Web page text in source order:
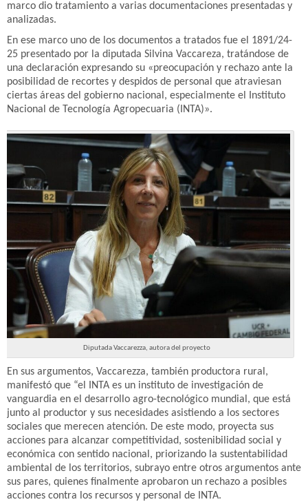
marco dio tratamiento a varias documentaciones presentadas y
analizadas.
En ese marco uno de los documentos a tratados fue el 1891/24-
25 presentado por la diputada Silvina Vaccareza, tratándose de
una declaración expresando su «preocupación y rechazo ante la
posibilidad de recortes y despidos de personal que atraviesan
ciertas áreas del gobierno nacional, especialmente el Instituto
Nacional de Tecnología Agropecuaria (INTA)».
Diputada Vaccarezza, autora del proyecto
En sus argumentos, Vaccarezza, también productora rural,
manifestó que “el INTA es un instituto de investigación de
vanguardia en el desarrollo agro-tecnológico mundial, que está
junto al productor y sus necesidades asistiendo a los sectores
sociales que merecen atención. De este modo, proyecta sus
acciones para alcanzar competitividad, sostenibilidad social y
económica con sentido nacional, priorizando la sustentabilidad
ambiental de los territorios, subrayo entre otros argumentos ante
sus pares, quienes finalmente aprobaron un rechazo a posibles
acciones contra los recursos y personal de INTA.